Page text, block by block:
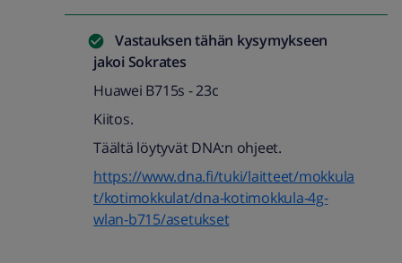
Vastauksen tähän kysymykseen
jakoi Sokrates
Huawei B715s - 23c
Kiitos.
Täältä löytyvät DNA:n ohjeet.
https://www.dna.fi/tuki/laitteet/mokkula
t/kotimokkulat/dna-kotimokkula-4g-
wlan-b715/asetukset